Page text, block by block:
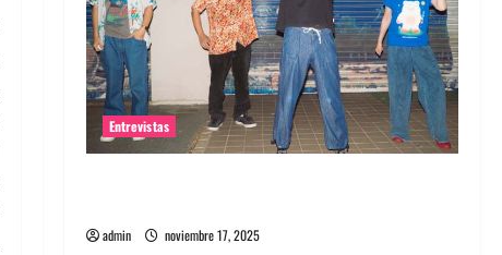
Entrevistas
admin noviembre 17, 2025